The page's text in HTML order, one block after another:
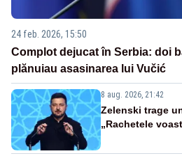
24 feb. 2026, 15:50
Complot dejucat în Serbia: doi
plănuiau asasinarea lui Vučić
8 aug. 2026, 21:42
Zelenski trage
„Rachetele